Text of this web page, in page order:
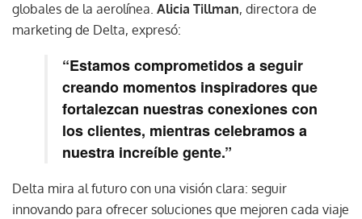
globales de la aerolínea. Alicia Tillman, directora de
marketing de Delta, expresó:
“Estamos comprometidos a seguir
creando momentos inspiradores que
fortalezcan nuestras conexiones con
los clientes, mientras celebramos a
nuestra increíble gente.”
Delta mira al futuro con una visión clara: seguir
innovando para ofrecer soluciones que mejoren cada viaje